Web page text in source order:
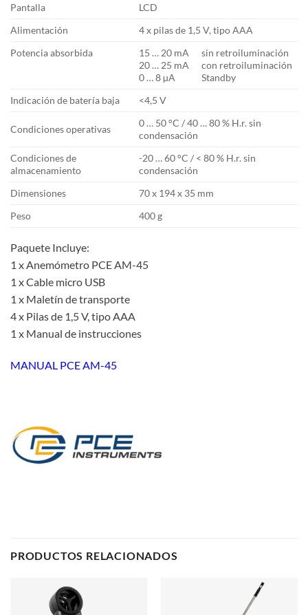
Pantalla
LCD
Alimentación
4 x pilas de 1,5 V, tipo AAA
Potencia absorbida
15 … 20 mA
20 … 25 mA
0 … 8 µA
sin retroiluminación
con retroiluminación
Standby
Indicación de batería baja
<4,5 V
Condiciones operativas
0 … 50 °C / 40 … 80 % H.r. sin
condensación
Condiciones de
almacenamiento
-20 … 60 °C / < 80 % H.r. sin
condensación
Dimensiones
70 x 194 x 35 mm
Peso
400 g
Paquete Incluye:
1 x Anemómetro PCE AM-45
1 x Cable micro USB
1 x Maletín de transporte
4 x Pilas de 1,5 V, tipo AAA
1 x Manual de instrucciones
MANUAL PCE AM-45
PRODUCTOS RELACIONADOS